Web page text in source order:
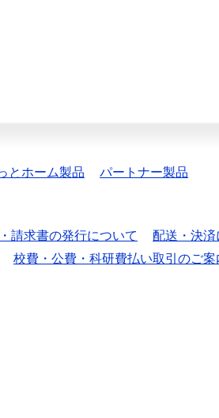
とホーム製品 パートナー製品
請求書の発行について 配送・決済
校費・公費・科研費払い取引のご案